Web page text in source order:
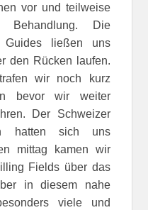
vor und teilweise
Behandlung. Die
Guides ließen uns
den Rücken laufen.
wir noch kurz
bevor wir weiter
Der Schweizer
hatten sich uns
mittag kamen wir
Fields über das
in diesem nahe
viele und